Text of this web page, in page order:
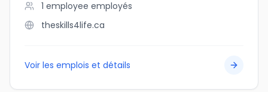
1 employee employés
theskills4life.ca
Voir les emplois et détails